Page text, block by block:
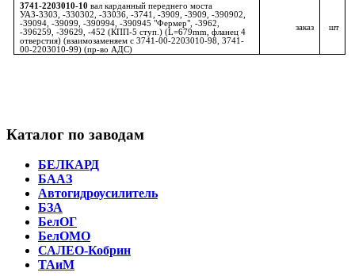
3741-2203010-10 вал карданный переднего моста
УАЗ-3303, -330302, -33036, -3741, -3909, -3909, -390902,
-39094, -39099, -390994, -390945 "Фермер", -3962,
-396259, -39629, -452 (КПП-5 ступ.) (L=679mm, фланец 4
отверстия) (взаимозаменяем с 3741-00-2203010-98, 3741-
00-2203010-99) (пр-во АДС)
заказ шт
Каталог по заводам
БЕЛКАРД
БААЗ
Автогидроусилитель
БЗА
БелОГ
БелОМО
САЛЕО-Кобрин
ТАиМ